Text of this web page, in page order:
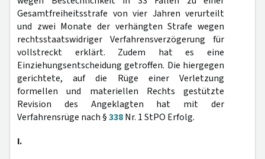
Gesamtfreiheitsstrafe von vier Jahren verurteilt
und zwei Monate der verhängten Strafe wegen
rechtsstaatswidriger Verfahrensverzögerung für
vollstreckt erklärt. Zudem hat es eine
Einziehungsentscheidung getroffen. Die hiergegen
gerichtete, auf die Rüge einer Verletzung
formellen und materiellen Rechts gestützte
Revision des Angeklagten hat mit der
Verfahrensrüge nach §338Nr. 1 StPO Erfolg.
I.